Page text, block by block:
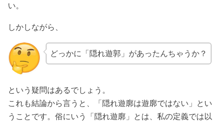
い。
しかしながら、
どっかに「隠れ遊郭」があったんちゃうか？
という疑問はあるでしょう。
これも結論から言うと、「隠れ遊廓は遊廓ではない」とい
うことです。俗にいう「隠れ遊廓」とは、私の定義では以